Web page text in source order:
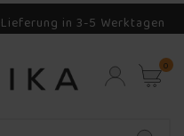
in 3-5 Werktagen
0